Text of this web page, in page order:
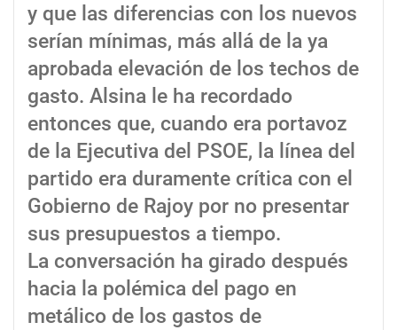
y que las diferencias con los nuevos
serían mínimas, más allá de la ya
aprobada elevación de los techos de
gasto. Alsina le ha recordado
entonces que, cuando era portavoz
de la Ejecutiva del PSOE, la línea del
partido era duramente crítica con el
Gobierno de Rajoy por no presentar
sus presupuestos a tiempo.
La conversación ha girado después
hacia la polémica del pago en
metálico de los gastos de